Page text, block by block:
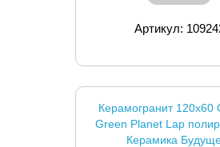
Артикул:
Керамогранит 120x60
Green Planet Lap
Керамика